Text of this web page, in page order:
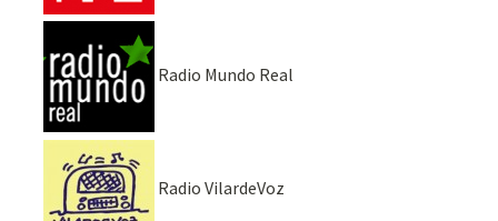
Radio Mundo Real
Radio VilardeVoz